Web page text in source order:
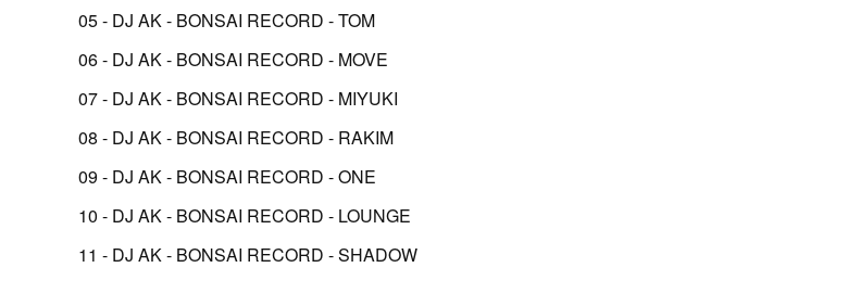
05 - DJ AK - BONSAI RECORD - TOM
06 - DJ AK - BONSAI RECORD - MOVE
07 - DJ AK - BONSAI RECORD - MIYUKI
08 - DJ AK - BONSAI RECORD - RAKIM
09 - DJ AK - BONSAI RECORD - ONE
10 - DJ AK - BONSAI RECORD - LOUNGE
11 - DJ AK - BONSAI RECORD - SHADOW